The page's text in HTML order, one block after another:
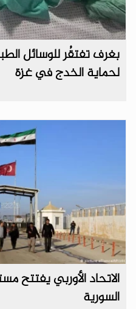
بغرف تفتقُر للوسائل
لحماية الخدج في غزة
الاتحاد الأوربي
السورية